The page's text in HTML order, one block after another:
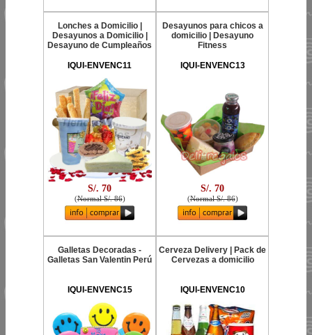
Lonches a Domicilio |
Desayunos a Domicilio |
Desayuno de Cumpleaños
IQUI-ENVENC11
S/. 70
(Normal S/. 86)
Desayunos para chicos a
domicilio | Desayuno
Fitness
IQUI-ENVENC13
S/. 70
(Normal S/. 86)
Galletas Decoradas -
Galletas San Valentin Perú
IQUI-ENVENC15
Cerveza Delivery | Pack de
Cervezas a domicilio
IQUI-ENVENC10